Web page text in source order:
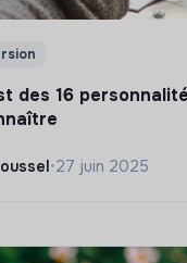
des 16
•27 juin 2025